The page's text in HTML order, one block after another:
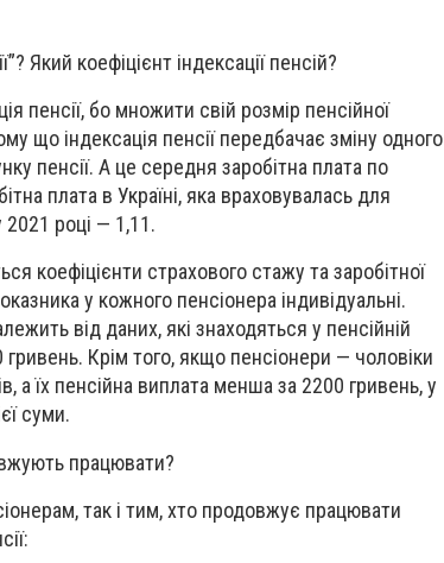
Який коефіцієнт індексації пенсій?
пенсії, бо множити свій розмір пенсійної
що індексація пенсії передбачає зміну одного
пенсії. А це середня заробітна плата по
плата в Україні, яка враховувалась для
2021 році — 1,11.
коефіцієнти страхового стажу та заробітної
у кожного пенсіонера індивідуальні.
від даних, які знаходяться у пенсійній
Крім того, якщо пенсіонери — чоловіки
а їх пенсійна виплата менша за 2200 гривень, у
суми.
працювати?
так і тим, хто продовжує працювати